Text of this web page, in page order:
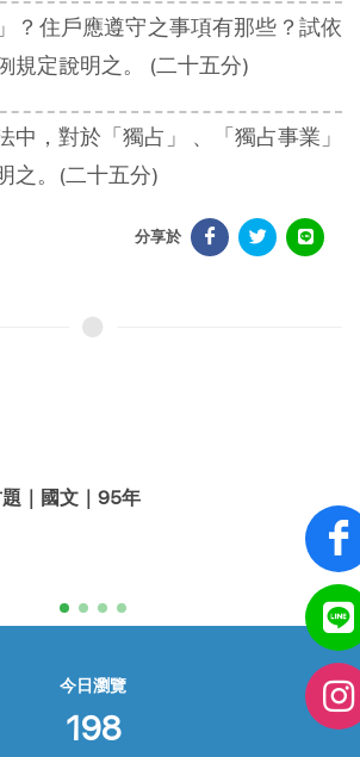
？住戶應遵守之事項有那些？試依
規定說明之。 (二十五分)
中，對於「獨占」 、「獨占事業」
之。(二十五分)
分享於
｜國文｜95年
今日瀏覽
198